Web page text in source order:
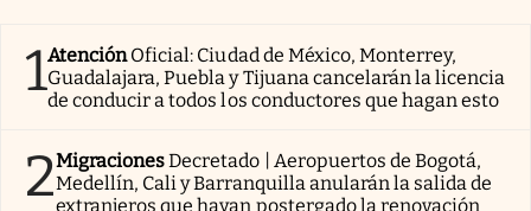
1AtenciónOficial: Ciudad de México, Monterrey,
Guadalajara, Puebla y Tijuana cancelarán la licencia
de conducir a todos los conductores que hagan esto
2MigracionesDecretado | Aeropuertos de Bogotá,
Medellín, Cali y Barranquilla anularán la salida de
extranjeros que hayan postergado la renovación